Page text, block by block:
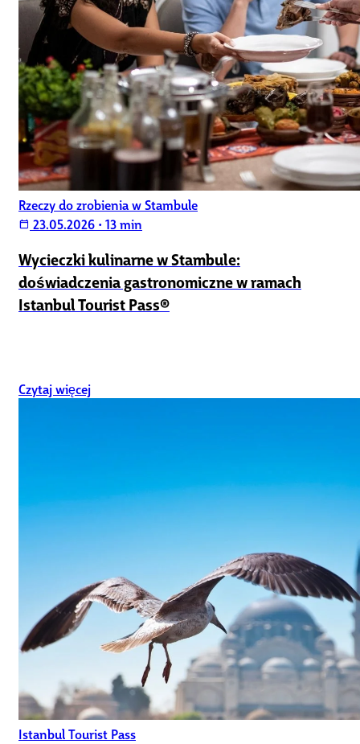
Rzeczy do zrobienia w Stambule
calendar_today 23.05.2026 • 13 min
Wycieczki kulinarne w Stambule:
doświadczenia gastronomiczne w ramach
Istanbul Tourist Pass®
Czytaj więcej
Istanbul Tourist Pass